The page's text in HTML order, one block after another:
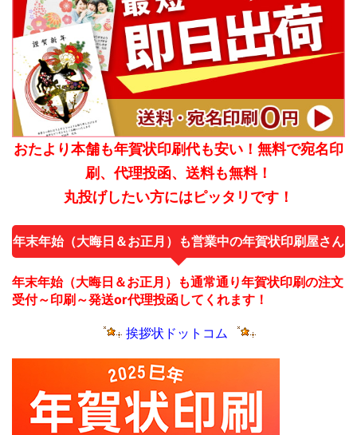
おたより本舗も年賀状印刷代も安い！無料で宛名印
刷、代理投函、送料も無料！
丸投げしたい方にはピッタリです！
年末年始（大晦日＆お正月）も営業中の年賀状印刷屋さん
年末年始（大晦日＆お正月）も通常通り年賀状印刷の注文
受付～印刷～発送or代理投函してくれます！
挨拶状ドットコム